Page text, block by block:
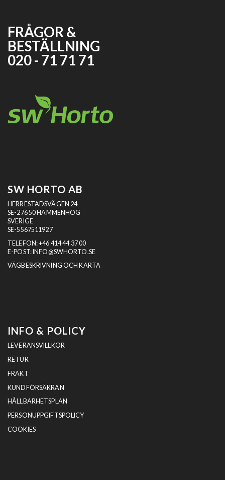
FRÅGOR &
BESTÄLLNING
020 - 71 71 71
SW HORTO AB
HERRESTADSVÄGEN 24
SE-276 50 HAMMENHÖG
SVERIGE
SE-5567511927
TELEFON:+46 414 44 37 00
E-POST:INFO@SWHORTO.SE
VÄGBESKRIVNING OCH KARTA
INFO & POLICY
LEVERANSVILLKOR
RETUR
FRAKT
KUNDFÖRSÄKRAN
HÅLLBARHETSPLAN
PERSONUPPGIFTSPOLICY
COOKIES